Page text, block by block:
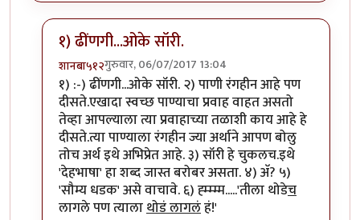
१) ढींणगी...ओके सॉरी.
शानबा५१२गुरुवार, 06/07/2017 13:04
In reply toकाही प्रश्नbyमराठी_माणूस
१) :-) ढींणगी...ओके सॉरी. २) पाणी रंगहीन आहे पण
दीसते.एखादा स्वच्छ पाण्याचा प्रवाह वाहत असतो
तेव्हा आपल्याला त्या प्रवाहाच्या तळाशी काय आहे हे
दीसते.त्या पाण्याला रंगहीन ज्या अर्थाने आपण बोलु
तोच अर्थ इथे अभिप्रेत आहे. ३) सॉरी हे चुकलच.इथे
'देहभाषा' हा शब्द जास्त बरोबर असता. ४) अ‍ॅ? ५)
'सौम्य धडक' असे वाचावे. ६) ह्म्म्म्म.....'तीला थोडेच
लागले पण त्यालाथोडं लागलंहं!'